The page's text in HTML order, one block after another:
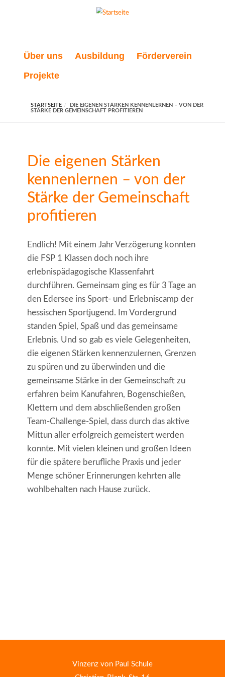
Über uns Ausbildung
Förderverein
Projekte
STARTSEITE
DIE EIGENEN STÄRKEN KENNENLERNEN – VON DER
STÄRKE DER GEMEINSCHAFT PROFITIEREN
Die eigenen Stärken
kennenlernen – von der
Stärke der Gemeinschaft
profitieren
Endlich! Mit einem Jahr Verzögerung konnten
die FSP 1 Klassen doch noch ihre
erlebnispädagogische Klassenfahrt
durchführen. Gemeinsam ging es für 3 Tage an
den Edersee ins Sport- und Erlebniscamp der
hessischen Sportjugend. Im Vordergrund
standen Spiel, Spaß und das gemeinsame
Erlebnis. Und so gab es viele Gelegenheiten,
die eigenen Stärken kennenzulernen, Grenzen
zu spüren und zu überwinden und die
gemeinsame Stärke in der Gemeinschaft zu
erfahren beim Kanufahren, Bogenschießen,
Klettern und dem abschließenden großen
Team-Challenge-Spiel, dass durch das aktive
Mittun aller erfolgreich gemeistert werden
konnte. Mit vielen kleinen und großen Ideen
für die spätere berufliche Praxis und jeder
Menge schöner Erinnerungen kehrten alle
wohlbehalten nach Hause zurück.
Vinzenz von Paul Schule